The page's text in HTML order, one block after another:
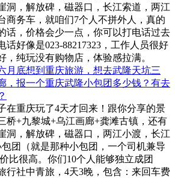
洞，解放碑，磁器口，长江索道，两江
商务车，就咱们7个人不拼外人，真的
话，价格会少一点，你可以打电话过去
话好像是023-88217323，工作人员很好
，纯玩没有购物店，体验感拉满。
月底想到重庆旅游，想去武隆天坑三
，报一个重庆武隆小包团多少钱？有去
在重庆玩了4天才回来！跟你分享的景
桥+九黎城+乌江画廊+龚滩古镇，还有
洞，解放碑，磁器口，两江小渡，长江
团（就是那种小包团，一个司机兼导
比很高。你们10个人能够独立成团
行社中青旅，4天3晚，包含：来回车费